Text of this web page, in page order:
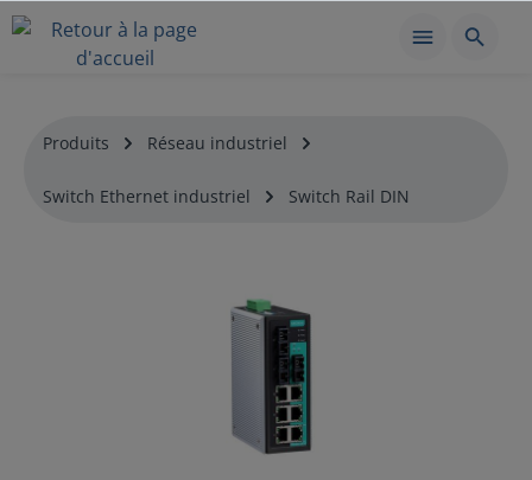
Produits Réseau industriel
Switch Ethernet industriel Switch Rail DIN